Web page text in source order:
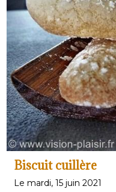
et nécessite plusieurs
marrons dans le
leur glaçage. Le
réservé aux plus
prix des marrons
Biscuit cuillère
Le mardi, 15 juin 2021